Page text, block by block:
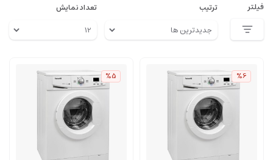
فیلتر ترتیب تعداد نمایش
%6
%5